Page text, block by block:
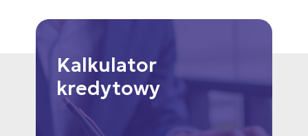
Kalkulator
kredytowy